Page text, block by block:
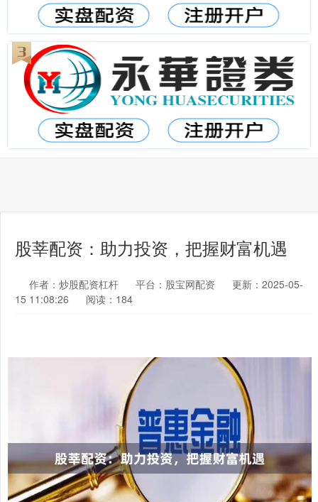
股莘配资：助力投资，把握财富机遇
作者：炒股配资杠杆 平台：股宝网配资
更新：2025-05-
15 11:08:26
阅读：184